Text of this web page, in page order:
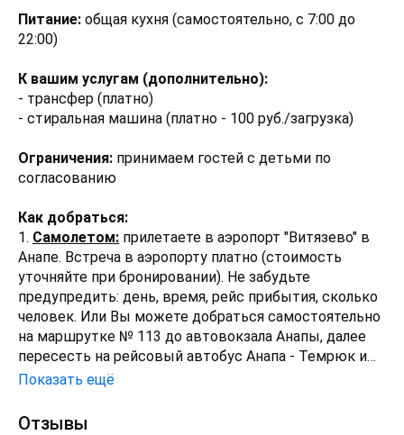
Питание: общая кухня (самостоятельно, с 7:00 до
22:00)
К вашим услугам (дополнительно):
- трансфер (платно)
- стиральная машина (платно - 100 руб./загрузка)
Ограничения: принимаем гостей с детьми по
согласованию
Как добраться:
1. Самолетом: прилетаете в аэропорт "Витязево" в
Анапе. Встреча в аэропорту платно (стоимость
уточняйте при бронировании). Не забудьте
предупредить: день, время, рейс прибытия, сколько
человек. Или Вы можете добраться самостоятельно
на маршрутке № 113 до автовокзала Анапы, далее
пересесть на рейсовый автобус Анапа - Темрюк и
доехать до автовокзала города Темрюк, где вам
на нем Вы доедете до центральной "Магнит"
Показать ещё
Отзывы